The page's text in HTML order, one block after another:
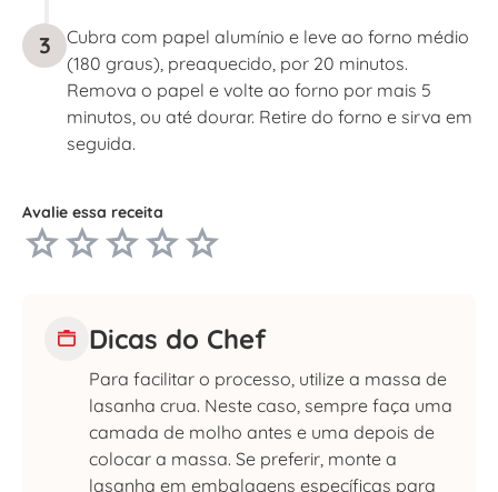
3
Cubra com papel alumínio e leve ao forno médio
(180 graus), preaquecido, por 20 minutos.
Remova o papel e volte ao forno por mais 5
minutos, ou até dourar. Retire do forno e sirva em
seguida.
Avalie essa receita
Dicas do Chef
Para facilitar o processo, utilize a massa de
lasanha crua. Neste caso, sempre faça uma
camada de molho antes e uma depois de
colocar a massa. Se preferir, monte a
lasanha em embalagens específicas para